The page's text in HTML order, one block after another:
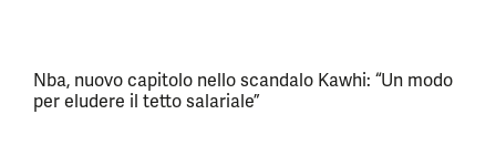
Nba, nuovo capitolo nello scandalo Kawhi: “Un modo
per eludere il tetto salariale”